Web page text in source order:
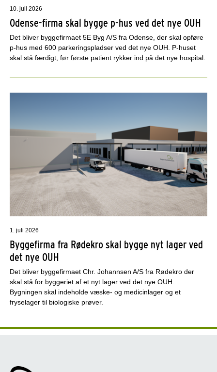
10. juli 2026
Odense-firma skal bygge p-hus ved det nye OUH
Det bliver byggefirmaet 5E Byg A/S fra Odense, der skal opføre
p-hus med 600 parkeringspladser ved det nye OUH. P-huset
skal stå færdigt, før første patient rykker ind på det nye hospital.
1. juli 2026
Byggefirma fra Rødekro skal bygge nyt lager ved
det nye OUH
Det bliver byggefirmaet Chr. Johannsen A/S fra Rødekro der
skal stå for byggeriet af et nyt lager ved det nye OUH.
Bygningen skal indeholde væske- og medicinlager og et
fryselager til biologiske prøver.